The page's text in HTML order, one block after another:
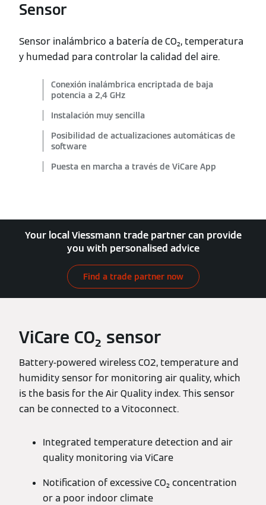
Sensor
Sensor inalámbrico a batería de CO₂, temperatura
y humedad para controlar la calidad del aire.
Conexión inalámbrica encriptada de baja
potencia a 2,4 GHz
Instalación muy sencilla
Posibilidad de actualizaciones automáticas de
software
Puesta en marcha a través de ViCare App
Your local Viessmann trade partner can provide
you with personalised advice
Find a trade partner now
ViCare CO₂ sensor
Battery-powered wireless CO2, temperature and
humidity sensor for monitoring air quality, which
is the basis for the Air Quality index. This sensor
can be connected to a Vitoconnect.
Integrated temperature detection and air
quality monitoring via ViCare
Notification of excessive CO₂ concentration
or a poor indoor climate